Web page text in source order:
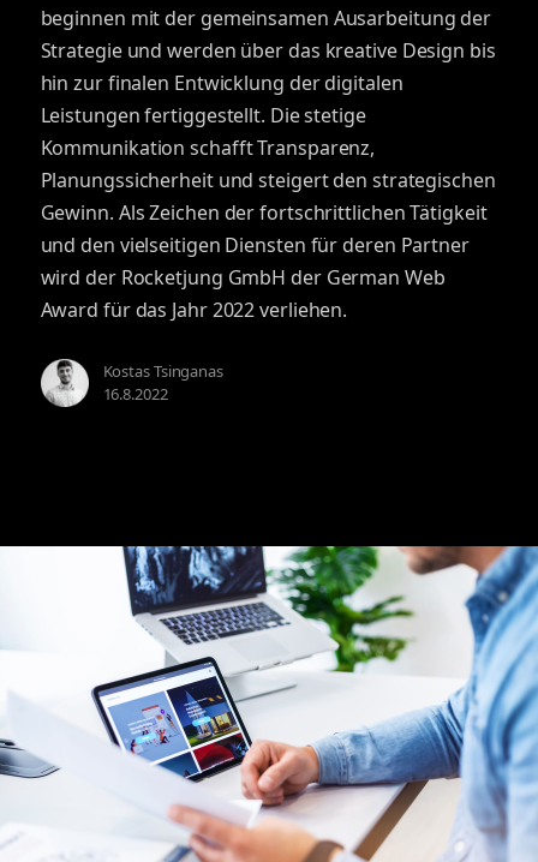
beginnen mit der gemeinsamen Ausarbeitung der
Strategie und werden über das kreative Design bis
hin zur finalen Entwicklung der digitalen
Leistungen fertiggestellt. Die stetige
Kommunikation schafft Transparenz,
Planungssicherheit und steigert den strategischen
Gewinn. Als Zeichen der fortschrittlichen Tätigkeit
und den vielseitigen Diensten für deren Partner
wird der Rocketjung GmbH der German Web
Award für das Jahr 2022 verliehen.
Kostas Tsinganas
16.8.2022